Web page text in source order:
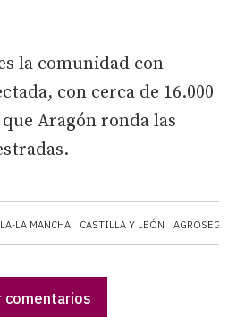
LA MANCHA CASTILLA Y LEÓN
la comunidad con
con cerca de 16.000
Aragón ronda las
comentarios